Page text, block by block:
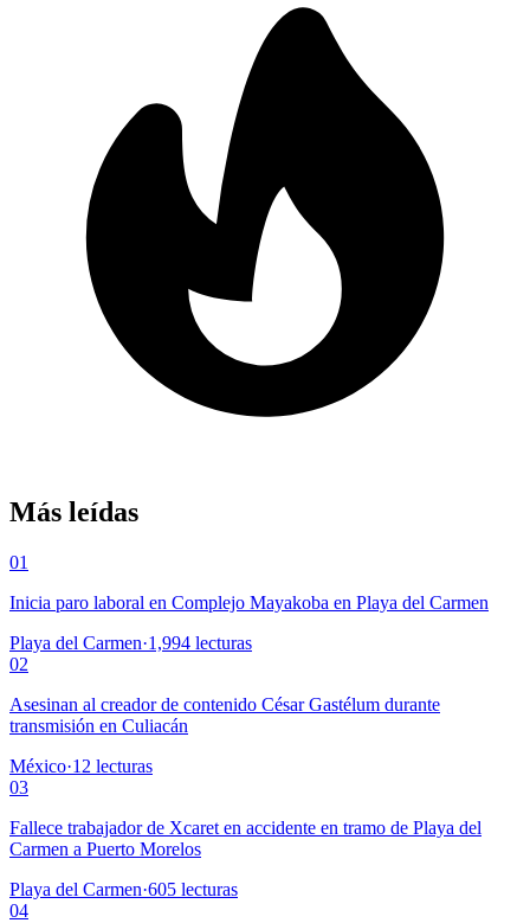
Más leídas
01
Inicia paro laboral en Complejo Mayakoba en Playa del Carmen
Playa del Carmen·1,994 lecturas
02
Asesinan al creador de contenido César Gastélum durante
transmisión en Culiacán
México·12 lecturas
03
Fallece trabajador de Xcaret en accidente en tramo de Playa del
Carmen a Puerto Morelos
Playa del Carmen·605 lecturas
04